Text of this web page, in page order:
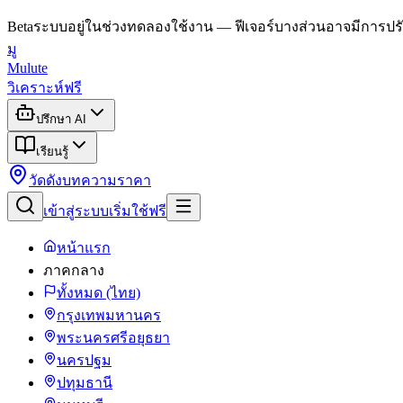
Betaระบบอยู่ในช่วงทดลองใช้งาน — ฟีเจอร์บางส่วนอาจมีการป
มู
Mulute
วิเคราะห์ฟรี
ปรึกษา AI
เรียนรู้
วัดดังบทความราคา
เข้าสู่ระบบเริ่มใช้ฟรี
หน้าแรก
ภาคกลาง
ทั้งหมด (ไทย)
กรุงเทพมหานคร
พระนครศรีอยุธยา
นครปฐม
ปทุมธานี